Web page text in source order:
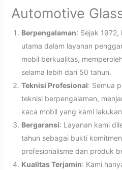
Automotive
Berpengalaman: Sejak 1972,
utama dalam layanan
mobil berkualitas,
selama lebih dari 50 tahun.
Teknisi Profesional: Semua
teknisi berpengalaman,
kaca mobil yang kami
Bergaransi: Layanan kami
tahun sebagai bukti
profesionalisme dan produk
Kualitas Terjamin: Kami